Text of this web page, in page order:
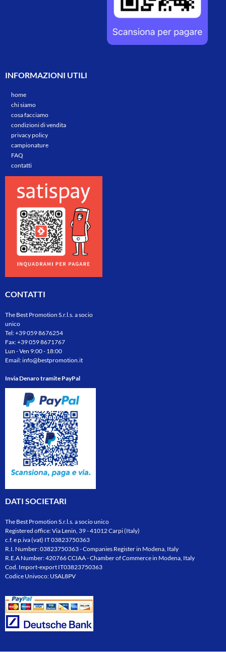
INFORMAZIONI UTILI
home
chi siamo
cosa facciamo
condizioni di vendita
privacy policy
campionature
FAQ
contatti
CONTATTI
The Best Promotion S.r.l.s. a socio
unico
Tel:+39 059 8676254
Fax: +39 059 8671767
Lun - Ven 9:00 - 18:00
Email:info@bestpromotion.it
Invia Denaro tramite PayPal
DATI SOCIETARI
The Best Promotion S.r.l.s. a socio unico
Registered office: Via Lenin, 39 - 41012 Carpi (Italy)
c.f. e p.iva (vat) IT 03823750363
R.I. Number: 03823750363 - Companies Register in Modena, Italy
R.E.A Number: 420766 CCIAA - Chamber of Commerce in Modena, Italy
Cod. Import-export IT03823750363
Codice Univoco: USAL8PV